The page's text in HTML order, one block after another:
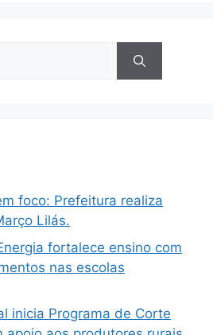
foco: Prefeitura realiza
Lilás.
fortalece ensino com
nas escolas
inicia Programa de Corte